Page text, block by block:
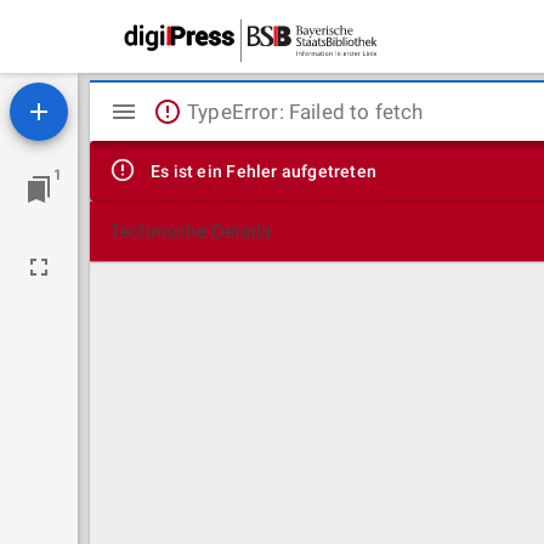
1
Mirador
Viewer
TypeError: Failed to fetch
Es ist ein Fehler aufgetreten
Technische Details